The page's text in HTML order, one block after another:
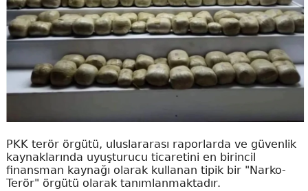
PKK terör örgütü, uluslararası raporlarda ve güvenlik
kaynaklarında uyuşturucu ticaretini en birincil
finansman kaynağı olarak kullanan tipik bir "Narko-
Terör" örgütü olarak tanımlanmaktadır.